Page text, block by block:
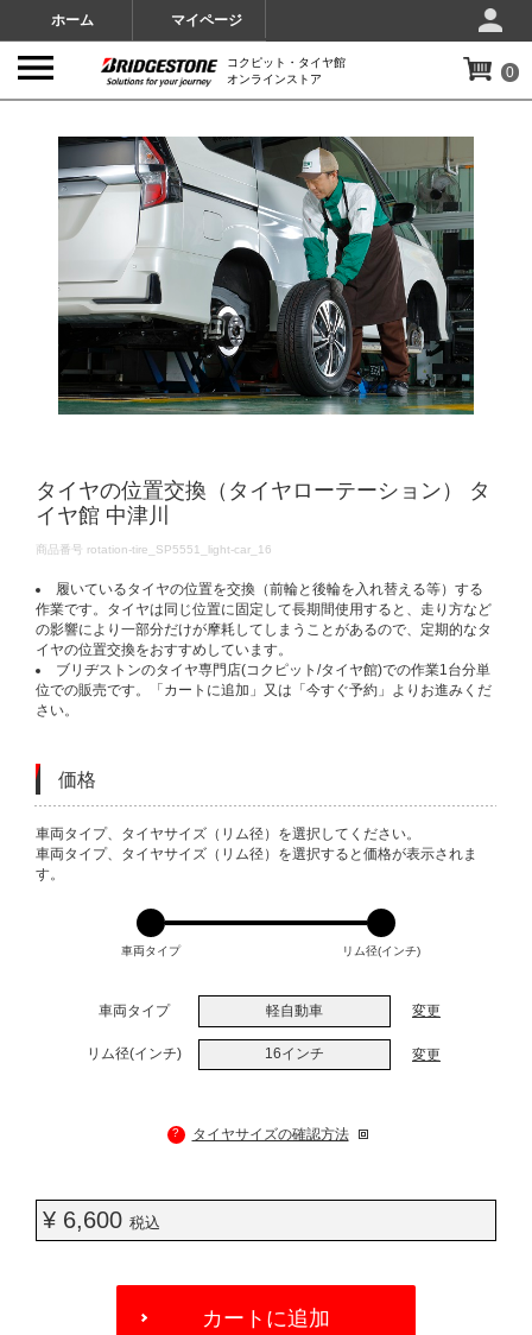
ホーム マイページ
コクピット・タイヤ館
オンラインストア
0
タイヤの位置交換（タイヤローテーション） タ
イヤ館 中津川
DETAILS
商品番号 rotation-tire_SP5551_light-car_16
履いているタイヤの位置を交換（前輪と後輪を入れ替える等）する
作業です。タイヤは同じ位置に固定して長期間使用すると、走り方など
の影響により一部分だけが摩耗してしまうことがあるので、定期的なタ
イヤの位置交換をおすすめしています。
ブリヂストンのタイヤ専門店(コクピット/タイヤ館)での作業1台分単
位での販売です。「カートに追加」又は「今すぐ予約」よりお進みくだ
さい。
価格
VARIATIONS
車両タイプ、タイヤサイズ（リム径）を選択してください。
車両タイプ、タイヤサイズ（リム径）を選択すると価格が表示されま
す。
車両タイプ リム径(インチ)
車両タイプ 軽自動車 変更
リム径(インチ) 16インチ 変更
? タイヤサイズの確認方法
¥ 6,600 税込
カートに追加